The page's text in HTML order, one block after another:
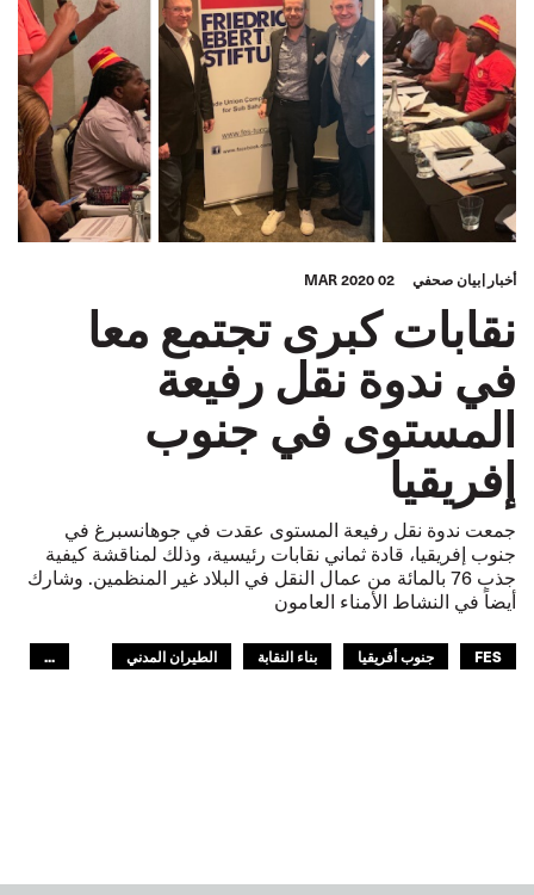
أخبار بيان صحفي 02 MAR 2020
نقابات كبرى تجتمع معا
في ندوة نقل رفيعة
المستوى في جنوب
إفريقيا
جمعت ندوة نقل رفيعة المستوى عقدت في جوهانسبرغ في
جنوب إفريقيا، قادة ثماني نقابات رئيسية، وذلك لمناقشة كيفية
جذب 76 بالمائة من عمال النقل في البلاد غير المنظمين. وشارك
أيضاً في النشاط الأمناء العامون
FES جنوب أفريقيا بناء النقابة
الطيران المدني
...